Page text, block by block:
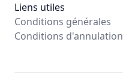
Liens utiles
Conditions générales
Conditions d'annulation